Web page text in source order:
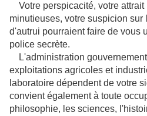
Votre perspicacité, votre attrait
minutieuses, votre suspicion sur
d'autrui pourraient faire de vous
police secrète.
L'administration
exploitations agricoles et
laboratoire dépendent de votre
convient également à toute
philosophie, les sciences,